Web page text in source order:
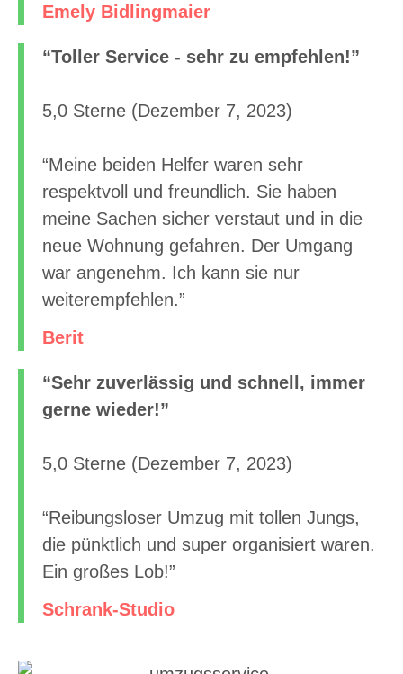
Emely Bidlingmaier
“Toller Service - sehr zu empfehlen!”
5,0 Sterne (Dezember 7, 2023)
“Meine beiden Helfer waren sehr
respektvoll und freundlich. Sie haben
meine Sachen sicher verstaut und in die
neue Wohnung gefahren. Der Umgang
war angenehm. Ich kann sie nur
weiterempfehlen.”
Berit
“Sehr zuverlässig und schnell, immer
gerne wieder!”
5,0 Sterne (Dezember 7, 2023)
“Reibungsloser Umzug mit tollen Jungs,
die pünktlich und super organisiert waren.
Ein großes Lob!”
Schrank-Studio